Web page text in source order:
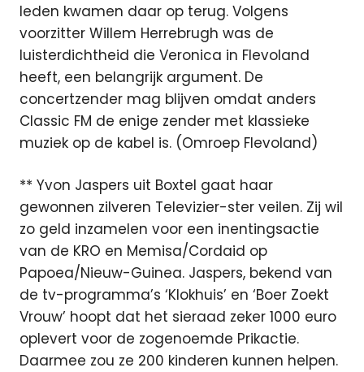
leden kwamen daar op terug. Volgens
voorzitter Willem Herrebrugh was de
luisterdichtheid die Veronica in Flevoland
heeft, een belangrijk argument. De
concertzender mag blijven omdat anders
Classic FM de enige zender met klassieke
muziek op de kabel is. (Omroep Flevoland)
** Yvon Jaspers uit Boxtel gaat haar
gewonnen zilveren Televizier-ster veilen. Zij wil
zo geld inzamelen voor een inentingsactie
van de KRO en Memisa/Cordaid op
Papoea/Nieuw-Guinea. Jaspers, bekend van
de tv-programma’s ‘Klokhuis’ en ‘Boer Zoekt
Vrouw’ hoopt dat het sieraad zeker 1000 euro
oplevert voor de zogenoemde Prikactie.
Daarmee zou ze 200 kinderen kunnen helpen.